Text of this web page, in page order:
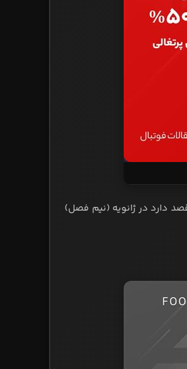
دارد در ژانویه (نیم فصل)